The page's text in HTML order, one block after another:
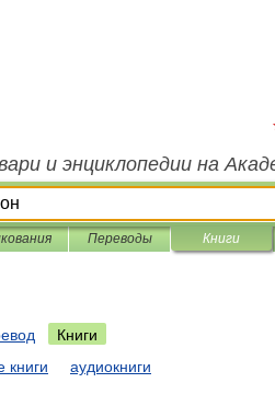
и энциклопедии на
Переводы Книги
Книги
книги аудиокниги